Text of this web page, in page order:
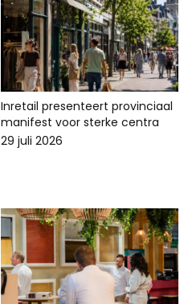
Inretail presenteert provinciaal
manifest voor sterke centra
29 juli 2026